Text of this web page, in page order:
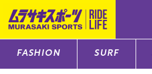
CATEGORY
FASHION SURF